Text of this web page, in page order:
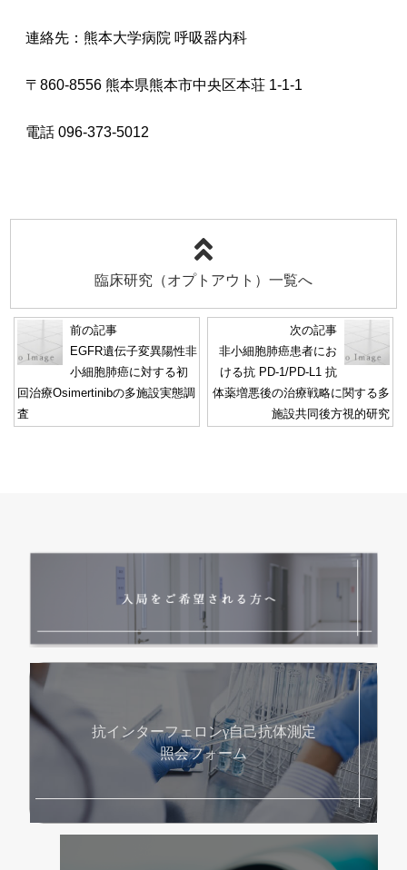
連絡先：熊本大学病院 呼吸器内科
〒860-8556 熊本県熊本市中央区本荘 1-1-1
電話 096-373-5012
臨床研究（オプトアウト）一覧へ
前の記事
EGFR遺伝子変異陽性非
小細胞肺癌に対する初
回治療Osimertinibの多施設実態調
査
次の記事
非小細胞肺癌患者にお
ける抗 PD-1/PD-L1 抗
体薬増悪後の治療戦略に関する多
施設共同後方視的研究
抗インターフェロンγ自己抗体測定
照会フォーム